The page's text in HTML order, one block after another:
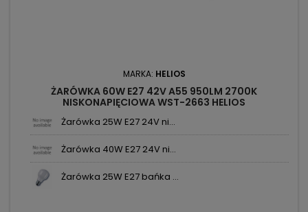
MARKA: HELIOS
ŻARÓWKA 60W E27 42V A55 950LM 2700K
NISKONAPIĘCIOWA WST-2663 HELIOS
Żarówka 25W E27 24V ni...
Żarówka 40W E27 24V ni...
Żarówka 25W E27 bańka ...